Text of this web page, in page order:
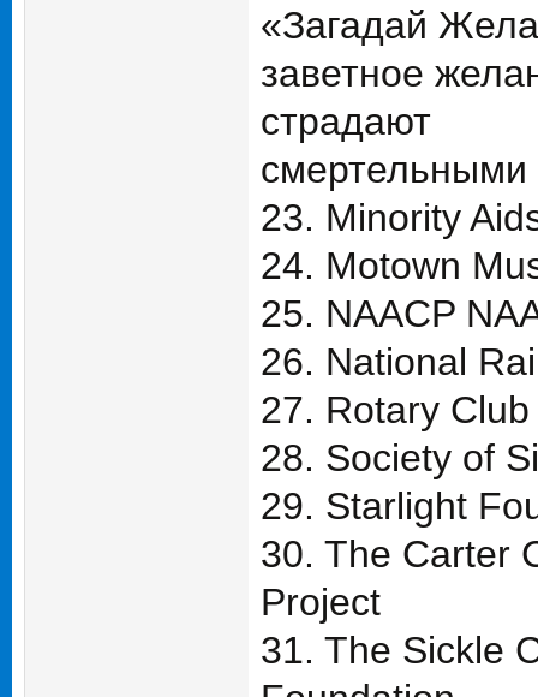
«Загадай
заветное
страдают
смертельными
23. Minority
24. Motown
25. NAACP
26. National
27. Rotary
28. Society of
29. Starlight
30. The Carter
Project
31. The Sickle